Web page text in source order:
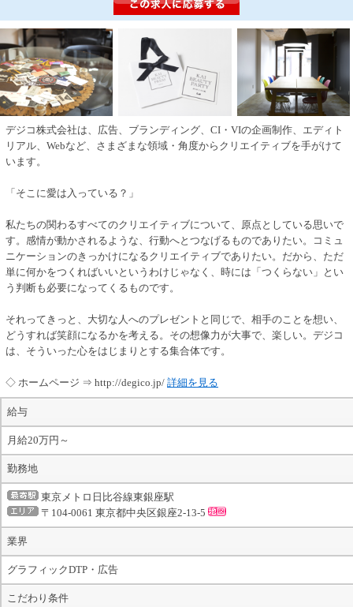
デジコ株式会社は、広告、ブランディング、CI・VIの企画制作、エディト
リアル、Webなど、さまざまな領域・角度からクリエイティブを手がけて
います。
「そこに愛は入っている？」
私たちの関わるすべてのクリエイティブについて、原点としている思いで
す。感情が動かされるような、行動へとつなげるものでありたい。コミュ
ニケーションのきっかけになるクリエイティブでありたい。だから、ただ
単に何かをつくればいいというわけじゃなく、時には「つくらない」とい
う判断も必要になってくるものです。
それってきっと、大切な人へのプレゼントと同じで、相手のことを想い、
どうすれば笑顔になるかを考える。その想像力が大事で、楽しい。デジコ
は、そういった心をはじまりとする集合体です。
◇ ホームページ ⇒ http://degico.jp/ 詳細を見る
給与
月給20万円～
勤務地
東京メトロ日比谷線東銀座駅
〒104-0061 東京都中央区銀座2-13-5
業界
グラフィックDTP・広告
こだわり条件